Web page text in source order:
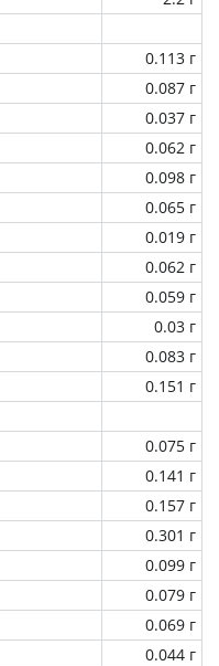
0.113 г
0.087 г
0.037 г
0.062 г
0.098 г
0.065 г
0.019 г
0.062 г
0.059 г
0.03 г
0.083 г
0.151 г
0.075 г
0.141 г
0.157 г
0.301 г
0.099 г
0.079 г
0.069 г
0.044 г